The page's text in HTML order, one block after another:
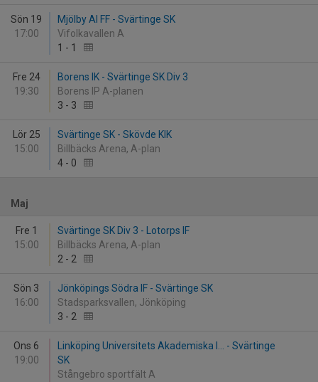
Sön 19
17:00
Mjölby AI FF - Svärtinge SK
Vifolkavallen A
1 - 1
Fre 24
19:30
Borens IK - Svärtinge SK Div 3
Borens IP A-planen
3 - 3
Lör 25
15:00
Svärtinge SK - Skövde KIK
Billbäcks Arena, A-plan
4 - 0
Maj
Fre 1
15:00
Svärtinge SK Div 3 - Lotorps IF
Billbäcks Arena, A-plan
2 - 2
Sön 3
16:00
Jönköpings Södra IF - Svärtinge SK
Stadsparksvallen, Jönköping
3 - 2
Ons 6
19:00
Linköping Universitets Akademiska I... - Svärtinge
SK
Stångebro sportfält A